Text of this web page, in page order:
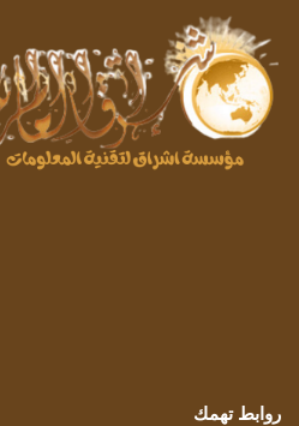
روابط تهمك